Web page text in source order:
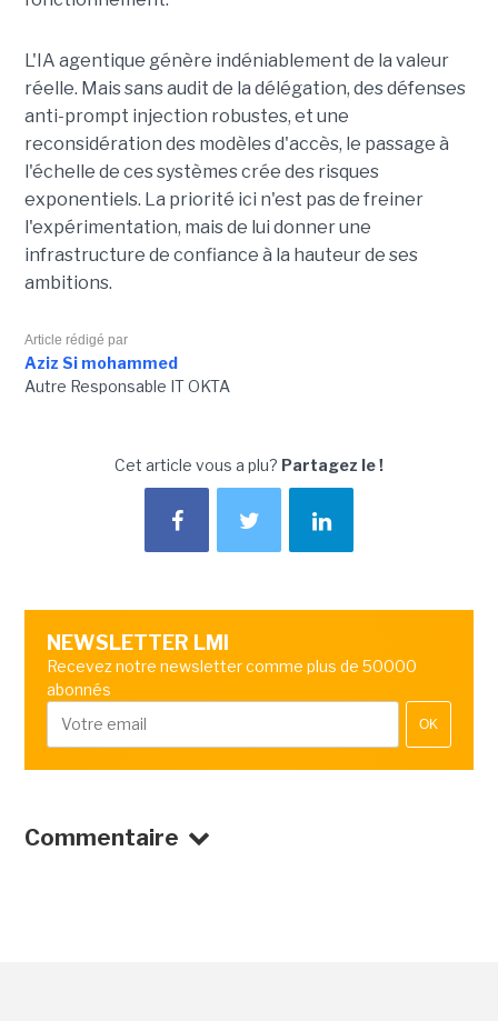
L'IA agentique génère indéniablement de la valeur
réelle. Mais sans audit de la délégation, des défenses
anti-prompt injection robustes, et une
reconsidération des modèles d'accès, le passage à
l'échelle de ces systèmes crée des risques
exponentiels. La priorité ici n'est pas de freiner
l'expérimentation, mais de lui donner une
infrastructure de confiance à la hauteur de ses
ambitions.
Article rédigé par
Aziz Si mohammed
Autre Responsable IT OKTA
Cet article vous a plu? Partagez le !
NEWSLETTER LMI
Recevez notre newsletter comme plus de 50000
abonnés
OK
Commentaire